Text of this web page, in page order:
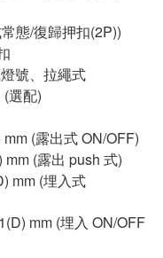
態/復歸押扣(2P))
號、拉繩式
選配)
(露出式 ON/OFF)
(露出 push 式)
mm (埋入式
mm (埋入 ON/OFF